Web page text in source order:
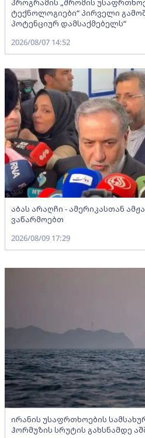
პროგრამის „შრომის
ტექნოლოგიები“ პირველი
პოტენციურ დამსაქმებელს“
2026/08/07 14:52
აბას არაღჩი - ამერიკასთან
ვაწარმოებთ
2026/08/09 17:29
ირანის უსაფრთხოების
ჰორმუზის სრუტის გახსნამდე